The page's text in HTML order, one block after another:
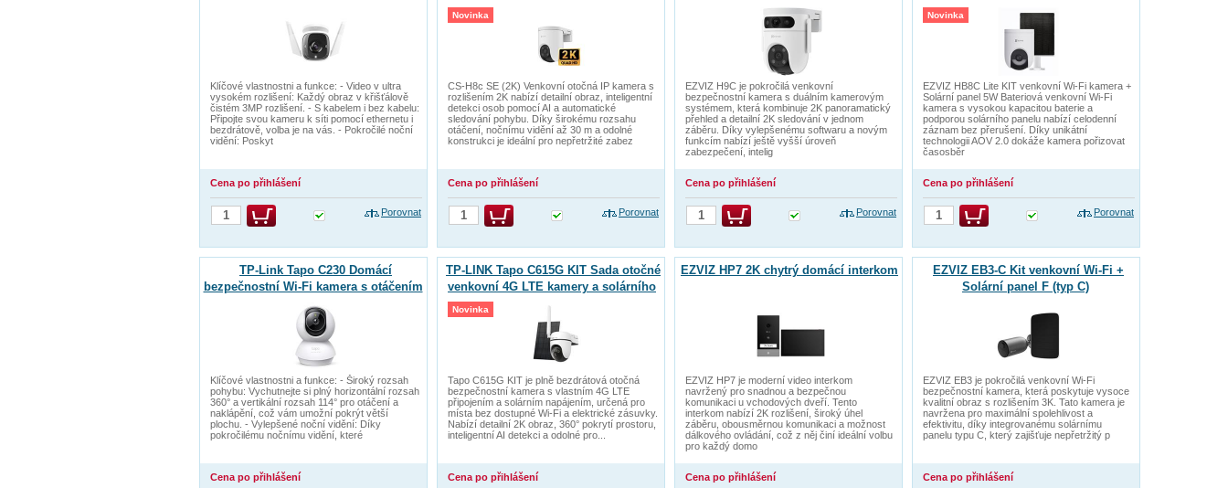
Klíčové vlastnostni a funkce: - Video v ultra
vysokém rozlišení: Každý obraz v křišťálově
čistém 3MP rozlišení. - S kabelem i bez kabelu:
Připojte svou kameru k síti pomocí ethernetu i
bezdrátově, volba je na vás. - Pokročilé noční
vidění: Poskyt
Cena po přihlášení
Porovnat
CS-H8c SE (2K) Venkovní otočná IP kamera s
rozlišením 2K nabízí detailní obraz, inteligentní
detekci osob pomocí AI a automatické
sledování pohybu. Díky širokému rozsahu
otáčení, nočnímu vidění až 30 m a odolné
konstrukci je ideální pro nepřetržité zabez
Cena po přihlášení
Porovnat
Novinka
EZVIZ H9C je pokročilá venkovní
bezpečnostní kamera s duálním kamerovým
systémem, která kombinuje 2K panoramatický
přehled a detailní 2K sledování v jednom
záběru. Díky vylepšenému softwaru a novým
funkcím nabízí ještě vyšší úroveň
zabezpečení, intelig
Cena po přihlášení
Porovnat
EZVIZ HB8C Lite KIT venkovní Wi-Fi kamera +
Solární panel 5W Bateriová venkovní Wi-Fi
kamera s vysokou kapacitou baterie a
podporou solárního panelu nabízí celodenní
záznam bez přerušení. Díky unikátní
technologii AOV 2.0 dokáže kamera pořizovat
časosběr
Cena po přihlášení
Porovnat
Novinka
TP-Link Tapo C230 Domácí
bezpečnostní Wi-Fi kamera s otáčením
Klíčové vlastnostni a funkce: - Široký rozsah
pohybu: Vychutnejte si plný horizontální rozsah
360° a vertikální rozsah 114° pro otáčení a
naklápění, což vám umožní pokrýt větší
plochu. - Vylepšené noční vidění: Díky
pokročilému nočnímu vidění, které
Cena po přihlášení
TP-LINK Tapo C615G KIT Sada otočné
venkovní 4G LTE kamery a solárního
panelu
Tapo C615G KIT je plně bezdrátová otočná
bezpečnostní kamera s vlastním 4G LTE
připojením a solárním napájením, určená pro
místa bez dostupné Wi-Fi a elektrické zásuvky.
Nabízí detailní 2K obraz, 360° pokrytí prostoru,
inteligentní AI detekci a odolné pro...
Cena po přihlášení
Novinka
EZVIZ HP7 2K chytrý domácí interkom
EZVIZ HP7 je moderní video interkom
navržený pro snadnou a bezpečnou
komunikaci u vchodových dveří. Tento
interkom nabízí 2K rozlišení, široký úhel
záběru, obousměrnou komunikaci a možnost
dálkového ovládání, což z něj činí ideální volbu
pro každý domo
Cena po přihlášení
EZVIZ EB3-C Kit venkovní Wi-Fi +
Solární panel F (typ C)
EZVIZ EB3 je pokročilá venkovní Wi-Fi
bezpečnostní kamera, která poskytuje vysoce
kvalitní obraz s rozlišením 3K. Tato kamera je
navržena pro maximální spolehlivost a
efektivitu, díky integrovanému solárnímu
panelu typu C, který zajišťuje nepřetržitý p
Cena po přihlášení